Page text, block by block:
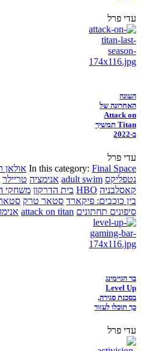
עדי פרל
העונה
האחרונה של
Attack on
Titan תמשיך
ב-2022
עדי פרל
In this category: Final Space אולאן
נטפליקס adult swim אנימציה טריילר
קאסלבניה HBO בית הדרקון משחקי
בין כוכבים: פיקארד סטאר טרק
סיפונים תחתונים attack on titan
בר הגיימינג
Level Up
בסכנת סגירה,
כך תוכלו לעזור
עדי פרל